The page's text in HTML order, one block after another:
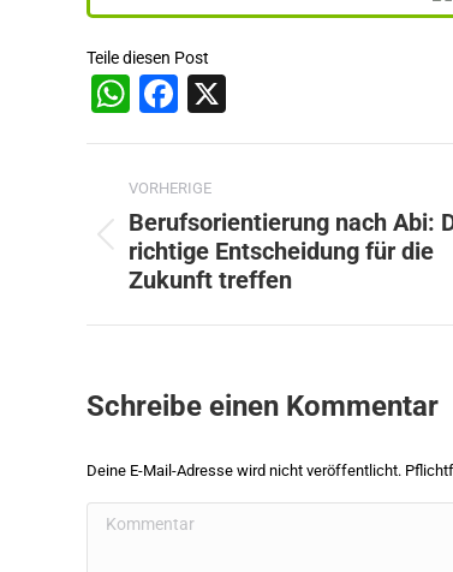
Teile diesen Post
WhatsApp
Facebook
VORHERIGE
Vorheriger
Beitrag:
Berufsorientierung nach Abi:
richtige Entscheidung für die
Zukunft treffen
Schreibe einen Kommentar
Deine E-Mail-Adresse wird nicht veröffentlicht.
Kommentar